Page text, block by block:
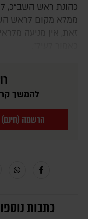
כהונת ראש השב"כ,
ממלא מקום לראש
זאת, אין מניעה
להמשך
הרשמה (חינם)
כתבות